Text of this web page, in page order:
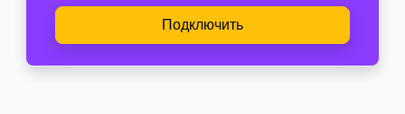
Подключить